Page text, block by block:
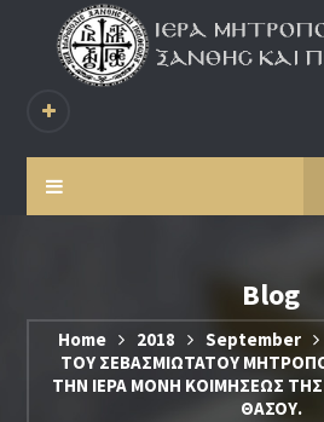
Blog
Home 2018 September
ΤΟΥ ΣΕΒΑΣΜΙΩΤΑΤΟΥ
ΤΗΝ ΙΕΡΑ ΜΟΝΗ ΚΟΙΜΗΣΕΩΣ
ΘΑΣΟΥ.